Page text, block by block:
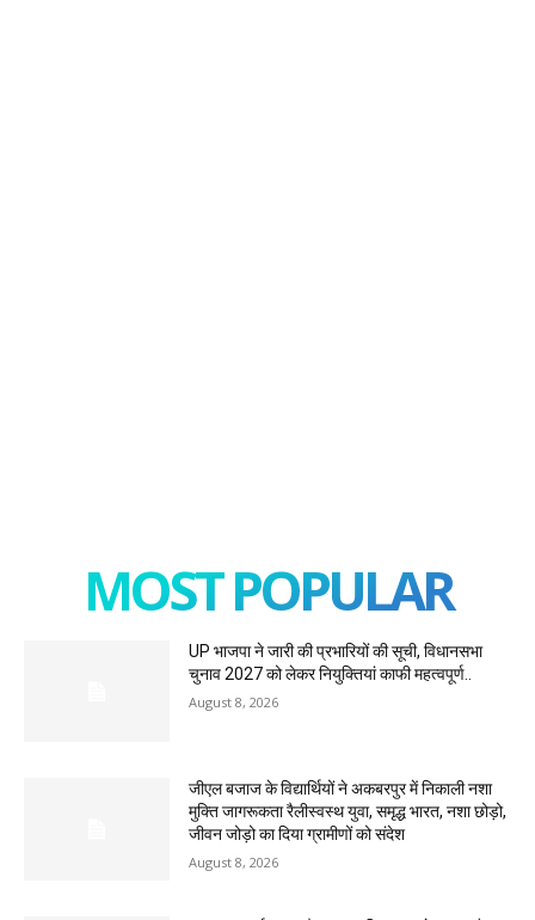
MOST POPULAR
UP भाजपा ने जारी की प्रभारियों की सूची, विधानसभा
चुनाव 2027 को लेकर नियुक्तियां काफी महत्वपूर्ण..
August 8, 2026
जीएल बजाज के विद्यार्थियों ने अकबरपुर में निकाली नशा
मुक्ति जागरूकता रैलीस्वस्थ युवा, समृद्ध भारत, नशा छोड़ो,
जीवन जोड़ो का दिया ग्रामीणों को संदेश
August 8, 2026